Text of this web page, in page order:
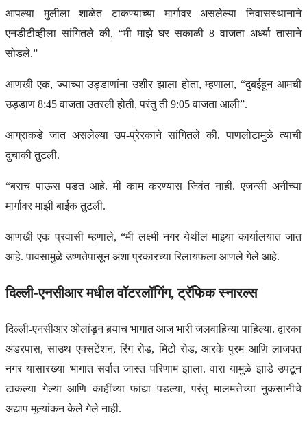
आपल्या मुलीला शाळेत टाकण्याच्या मार्गावर असलेल्या निवासस्थानाने
एनडीटीव्हीला सांगितले की, “मी माझे घर सकाळी 8 वाजता अर्ध्या तासाने
सोडले.”
आणखी एक, ज्याच्या उड्डाणांना उशीर झाला होता, म्हणाला, “दुबईहून आमची
उड्डाण 8:45 वाजता उतरली होती, परंतु ती 9:05 वाजता आली”.
आग्राकडे जात असलेल्या उप-प्रेरकाने सांगितले की, पाणलोटामुळे त्याची
दुचाकी तुटली.
“बराच पाऊस पडत आहे. मी काम करण्यास जिवंत नाही. एजन्सी अनीच्या
मार्गावर माझी बाईक तुटली.
आणखी एक प्रवासी म्हणाले, “मी लक्ष्मी नगर येथील माझ्या कार्यालयात जात
आहे. पावसामुळे उष्णतेपासून अशा प्रकारच्या रिलायफला आणले गेले आहे.
दिल्ली-एनसीआर मधील वॉटरलॉगिंग, ट्रॅफिक स्नारल्स
दिल्ली-एनसीआर ओलांडून बर्‍याच भागात आज भारी जलवाहिन्या पाहिल्या. द्वारका
अंडरपास, साउथ एक्सटेंशन, रिंग रोड, मिंटो रोड, आरके पुरम आणि लाजपत
नगर यासारख्या भागात सर्वात जास्त परिणाम झाला. वारा यामुळे झाडे उपटून
टाकल्या गेल्या आणि काहींच्या फांद्या पडल्या, परंतु मालमत्तेच्या नुकसानीचे
अद्याप मूल्यांकन केले गेले नाही.